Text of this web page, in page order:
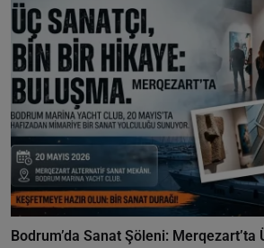
Bodrum’da Sanat Şöleni: Merqezart’ta